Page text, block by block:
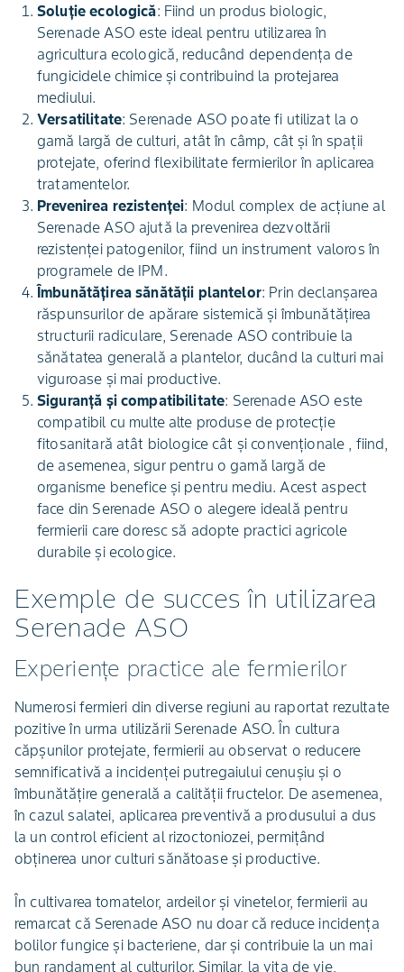
Soluție ecologică: Fiind un produs biologic,
Serenade ASO este ideal pentru utilizarea în
agricultura ecologică, reducând dependența de
fungicidele chimice și contribuind la protejarea
mediului.
Versatilitate: Serenade ASO poate fi utilizat la o
gamă largă de culturi, atât în câmp, cât și în spații
protejate, oferind flexibilitate fermierilor în aplicarea
tratamentelor.
Prevenirea rezistenței: Modul complex de acțiune al
Serenade ASO ajută la prevenirea dezvoltării
rezistenței patogenilor, fiind un instrument valoros în
programele de IPM.
Îmbunătățirea sănătății plantelor: Prin declanșarea
răspunsurilor de apărare sistemică și îmbunătățirea
structurii radiculare, Serenade ASO contribuie la
sănătatea generală a plantelor, ducând la culturi mai
viguroase și mai productive.
Siguranță și compatibilitate: Serenade ASO este
compatibil cu multe alte produse de protecție
fitosanitară atât biologice cât și convenționale , fiind,
de asemenea, sigur pentru o gamă largă de
organisme benefice și pentru mediu. Acest aspect
face din Serenade ASO o alegere ideală pentru
fermierii care doresc să adopte practici agricole
durabile și ecologice.
Exemple de succes în utilizarea
Serenade ASO
Experiențe practice ale fermierilor
Numerosi fermieri din diverse regiuni au raportat rezultate
pozitive în urma utilizării Serenade ASO. În cultura
căpșunilor protejate, fermierii au observat o reducere
semnificativă a incidenței putregaiului cenușiu și o
îmbunătățire generală a calității fructelor. De asemenea,
în cazul salatei, aplicarea preventivă a produsului a dus
la un control eficient al rizoctoniozei, permițând
obținerea unor culturi sănătoase și productive.
În cultivarea tomatelor, ardeilor și vinetelor, fermierii au
remarcat că Serenade ASO nu doar că reduce incidența
bolilor fungice și bacteriene, dar și contribuie la un mai
bun randament al culturilor. Similar, la vița de vie,